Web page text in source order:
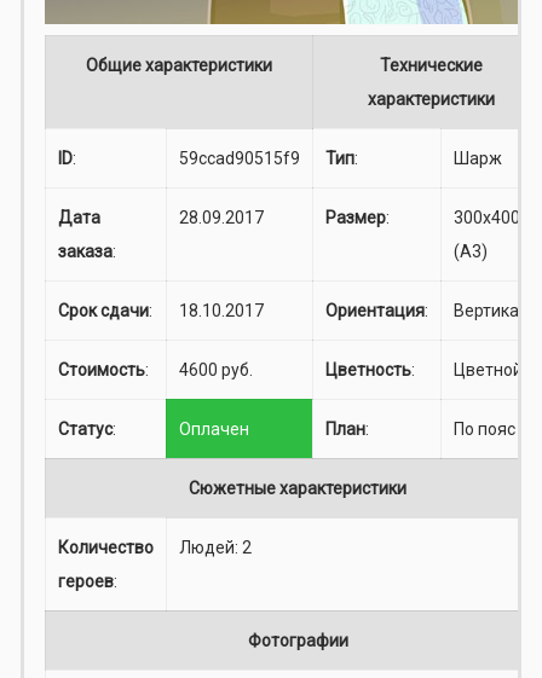
Общие характеристики
Технические
характеристики
ID: 59ccad90515f9 Тип: Шарж
Дата
заказа:
28.09.2017 Размер:
300x400
(A3)
Срок сдачи: 18.10.2017 Ориентация: Вертикаль
Стоимость: 4600 руб. Цветность: Цветной
Статус: Оплачен План: По пояс
Сюжетные характеристики
Количество
героев:
Людей: 2
Фотографии